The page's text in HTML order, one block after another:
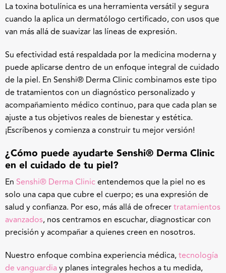
La toxina botulínica es una herramienta versátil y segura
cuando la aplica un dermatólogo certificado, con usos que
van más allá de suavizar las líneas de expresión.
Su efectividad está respaldada por la medicina moderna y
puede aplicarse dentro de un enfoque integral de cuidado
de la piel. En Senshi® Derma Clinic combinamos este tipo
de tratamientos con un diagnóstico personalizado y
acompañamiento médico continuo, para que cada plan se
ajuste a tus objetivos reales de bienestar y estética.
¡Escríbenos y comienza a construir tu mejor versión!
¿Cómo puede ayudarte Senshi® Derma Clinic
en el cuidado de tu piel?
En Senshi® Derma Clinicentendemos que la piel no es
solo una capa que cubre el cuerpo; es una expresión de
salud y confianza. Por eso, más allá de ofrecertratamientos
avanzados, nos centramos en escuchar, diagnosticar con
precisión y acompañar a quienes creen en nosotros.
Nuestro enfoque combina experiencia médica,tecnología
de vanguardiay planes integrales hechos a tu medida,